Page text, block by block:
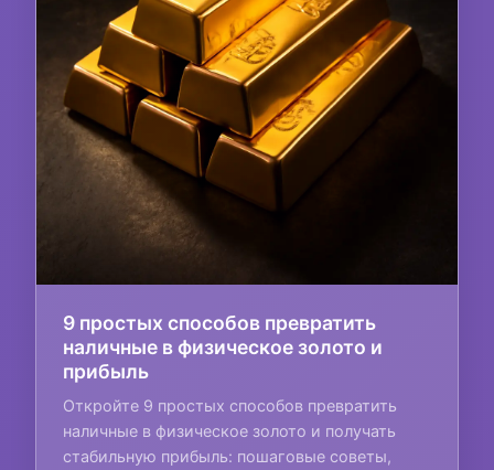
9 простых способов превратить
наличные в физическое золото и
прибыль
Откройте 9 простых способов превратить
наличные в физическое золото и получать
стабильную прибыль: пошаговые советы,